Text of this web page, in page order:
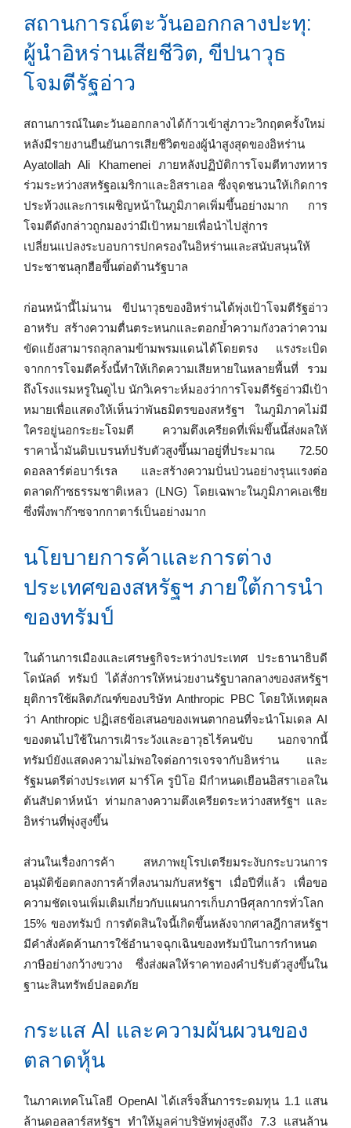
สถานการณ์ตะวันออกกลางปะทุ:
ผู้นำอิหร่านเสียชีวิต, ขีปนาวุธ
โจมตีรัฐอ่าว
สถานการณ์ในตะวันออกกลางได้ก้าวเข้าสู่ภาวะวิกฤตครั้งใหม่
หลังมีรายงานยืนยันการเสียชีวิตของผู้นำสูงสุดของอิหร่าน
Ayatollah Ali Khamenei ภายหลังปฏิบัติการโจมตีทางทหาร
ร่วมระหว่างสหรัฐอเมริกาและอิสราเอล ซึ่งจุดชนวนให้เกิดการ
ประท้วงและการเผชิญหน้าในภูมิภาคเพิ่มขึ้นอย่างมาก การ
โจมตีดังกล่าวถูกมองว่ามีเป้าหมายเพื่อนำไปสู่การ
เปลี่ยนแปลงระบอบการปกครองในอิหร่านและสนับสนุนให้
ประชาชนลุกฮือขึ้นต่อต้านรัฐบาล
ก่อนหน้านี้ไม่นาน ขีปนาวุธของอิหร่านได้พุ่งเป้าโจมตีรัฐอ่าว
อาหรับ สร้างความตื่นตระหนกและตอกย้ำความกังวลว่าความ
ขัดแย้งสามารถลุกลามข้ามพรมแดนได้โดยตรง แรงระเบิด
จากการโจมตีครั้งนี้ทำให้เกิดความเสียหายในหลายพื้นที่ รวม
ถึงโรงแรมหรูในดูไบ นักวิเคราะห์มองว่าการโจมตีรัฐอ่าวมีเป้า
หมายเพื่อแสดงให้เห็นว่าพันธมิตรของสหรัฐฯ ในภูมิภาคไม่มี
ใครอยู่นอกระยะโจมตี ความตึงเครียดที่เพิ่มขึ้นนี้ส่งผลให้
ราคาน้ำมันดิบเบรนท์ปรับตัวสูงขึ้นมาอยู่ที่ประมาณ 72.50
ดอลลาร์ต่อบาร์เรล และสร้างความปั่นป่วนอย่างรุนแรงต่อ
ตลาดก๊าซธรรมชาติเหลว (LNG) โดยเฉพาะในภูมิภาคเอเชีย
ซึ่งพึ่งพาก๊าซจากกาตาร์เป็นอย่างมาก
นโยบายการค้าและการต่าง
ประเทศของสหรัฐฯ ภายใต้การนำ
ของทรัมป์
ในด้านการเมืองและเศรษฐกิจระหว่างประเทศ ประธานาธิบดี
โดนัลด์ ทรัมป์ ได้สั่งการให้หน่วยงานรัฐบาลกลางของสหรัฐฯ
ยุติการใช้ผลิตภัณฑ์ของบริษัท Anthropic PBC โดยให้เหตุผล
ว่า Anthropic ปฏิเสธข้อเสนอของเพนตากอนที่จะนำโมเดล AI
ของตนไปใช้ในการเฝ้าระวังและอาวุธไร้คนขับ นอกจากนี้
ทรัมป์ยังแสดงความไม่พอใจต่อการเจรจากับอิหร่าน และ
รัฐมนตรีต่างประเทศ มาร์โค รูบิโอ มีกำหนดเยือนอิสราเอลใน
ต้นสัปดาห์หน้า ท่ามกลางความตึงเครียดระหว่างสหรัฐฯ และ
อิหร่านที่พุ่งสูงขึ้น
ส่วนในเรื่องการค้า สหภาพยุโรปเตรียมระงับกระบวนการ
อนุมัติข้อตกลงการค้าที่ลงนามกับสหรัฐฯ เมื่อปีที่แล้ว เพื่อขอ
ความชัดเจนเพิ่มเติมเกี่ยวกับแผนการเก็บภาษีศุลกากรทั่วโลก
15% ของทรัมป์ การตัดสินใจนี้เกิดขึ้นหลังจากศาลฎีกาสหรัฐฯ
มีคำสั่งคัดค้านการใช้อำนาจฉุกเฉินของทรัมป์ในการกำหนด
ภาษีอย่างกว้างขวาง ซึ่งส่งผลให้ราคาทองคำปรับตัวสูงขึ้นใน
ฐานะสินทรัพย์ปลอดภัย
กระแส AI และความผันผวนของ
ตลาดหุ้น
ในภาคเทคโนโลยี OpenAI ได้เสร็จสิ้นการระดมทุน 1.1 แสน
ล้านดอลลาร์สหรัฐฯ ทำให้มูลค่าบริษัทพุ่งสูงถึง 7.3 แสนล้าน